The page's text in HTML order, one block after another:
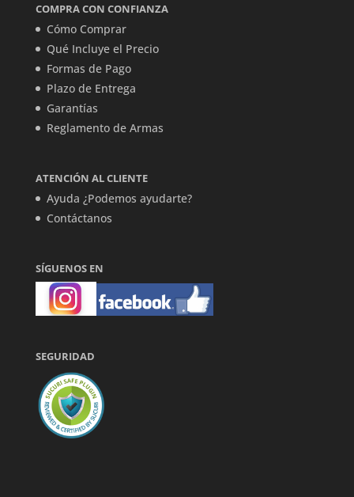
COMPRA CON CONFIANZA
Cómo Comprar
Qué Incluye el Precio
Formas de Pago
Plazo de Entrega
Garantías
Reglamento de Armas
ATENCIÓN AL CLIENTE
Ayuda ¿Podemos ayudarte?
Contáctanos
SÍGUENOS EN
SEGURIDAD